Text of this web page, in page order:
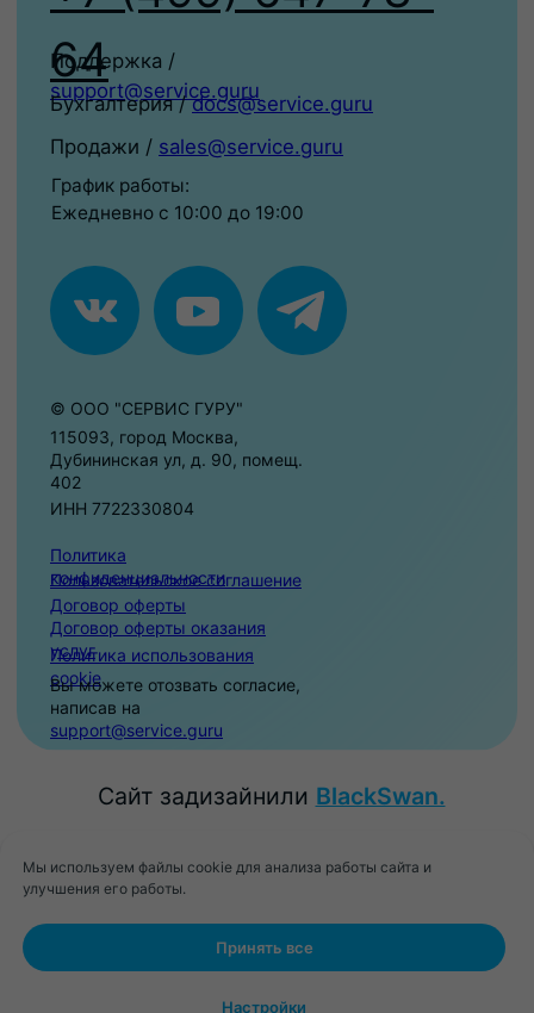
Поиск
Мы используем файлы cookie для анализа работы сайта и
улучшения его работы.
Принять все
Настройки